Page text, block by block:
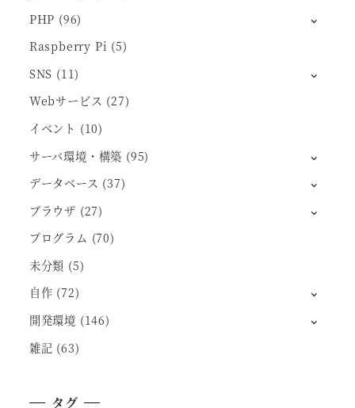
PHP (96)
Raspberry Pi (5)
SNS (11)
Webサービス (27)
イベント (10)
サーバ環境・構築 (95)
データベース (37)
ブラウザ (27)
プログラム (70)
未分類 (5)
自作 (72)
開発環境 (146)
雑記 (63)
タグ